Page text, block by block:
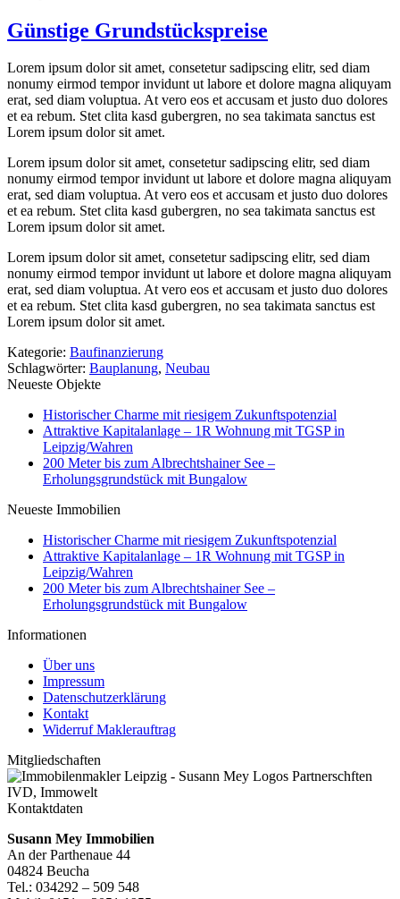
Günstige Grundstückspreise
Lorem ipsum dolor sit amet, consetetur sadipscing elitr, sed diam
nonumy eirmod tempor invidunt ut labore et dolore magna aliquyam
erat, sed diam voluptua. At vero eos et accusam et justo duo dolores
et ea rebum. Stet clita kasd gubergren, no sea takimata sanctus est
Lorem ipsum dolor sit amet.
Lorem ipsum dolor sit amet, consetetur sadipscing elitr, sed diam
nonumy eirmod tempor invidunt ut labore et dolore magna aliquyam
erat, sed diam voluptua. At vero eos et accusam et justo duo dolores
et ea rebum. Stet clita kasd gubergren, no sea takimata sanctus est
Lorem ipsum dolor sit amet.
Lorem ipsum dolor sit amet, consetetur sadipscing elitr, sed diam
nonumy eirmod tempor invidunt ut labore et dolore magna aliquyam
erat, sed diam voluptua. At vero eos et accusam et justo duo dolores
et ea rebum. Stet clita kasd gubergren, no sea takimata sanctus est
Lorem ipsum dolor sit amet.
Kategorie: Baufinanzierung
Schlagwörter: Bauplanung, Neubau
Neueste Objekte
Historischer Charme mit riesigem Zukunftspotenzial
Attraktive Kapitalanlage – 1R Wohnung mit TGSP in
Leipzig/Wahren
200 Meter bis zum Albrechtshainer See –
Erholungsgrundstück mit Bungalow
Neueste Immobilien
Historischer Charme mit riesigem Zukunftspotenzial
Attraktive Kapitalanlage – 1R Wohnung mit TGSP in
Leipzig/Wahren
200 Meter bis zum Albrechtshainer See –
Erholungsgrundstück mit Bungalow
Informationen
Über uns
Impressum
Datenschutzerklärung
Kontakt
Widerruf Maklerauftrag
Mitgliedschaften
Kontaktdaten
Susann Mey Immobilien
An der Parthenaue 44
04824 Beucha
Tel.: 034292 – 509 548